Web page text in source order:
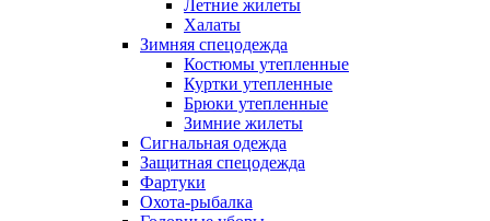
Летние жилеты
Халаты
Зимняя спецодежда
Костюмы утепленные
Куртки утепленные
Брюки утепленные
Зимние жилеты
Сигнальная одежда
Защитная спецодежда
Фартуки
Охота-рыбалка